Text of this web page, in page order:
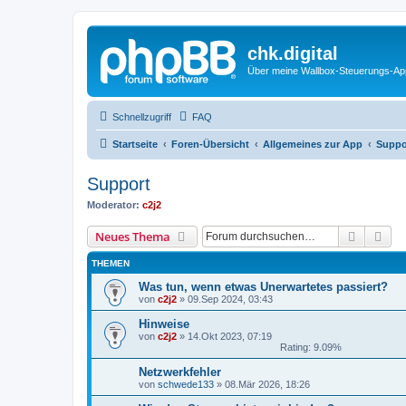
chk.digital
Über meine Wallbox-Steuerungs-
Schnellzugriff FAQ
Startseite Foren-Übersicht Allgemeines zur App
Support
Moderator: c2j2
Neues Thema Suche
THEMEN
Was tun, wenn etwas Unerwartetes passiert?
von c2j2 » 09.Sep 2024, 03:43
Hinweise
von c2j2 » 14.Okt 2023, 07:19
Rating: 9.09%
Netzwerkfehler
von schwede133 » 08.Mär 2026, 18:26